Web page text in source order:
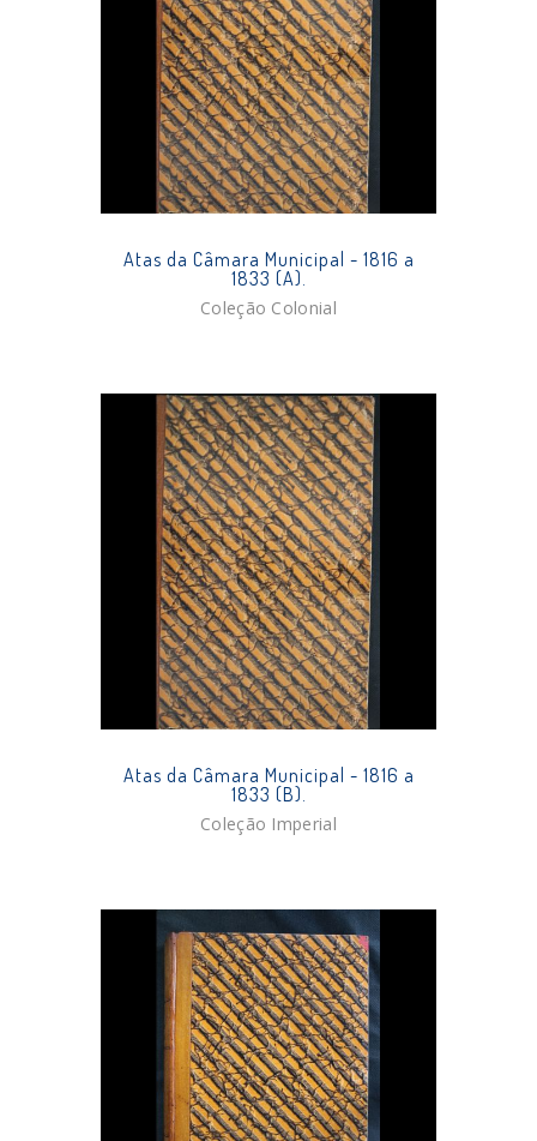
Atas da Câmara Municipal - 1816 a
1833 (A).
Coleção Colonial
Atas da Câmara Municipal - 1816 a
1833 (B).
Coleção Imperial